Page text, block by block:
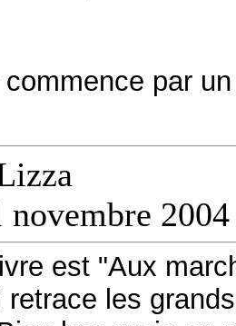
par
novembre
est "Aux
retrace les